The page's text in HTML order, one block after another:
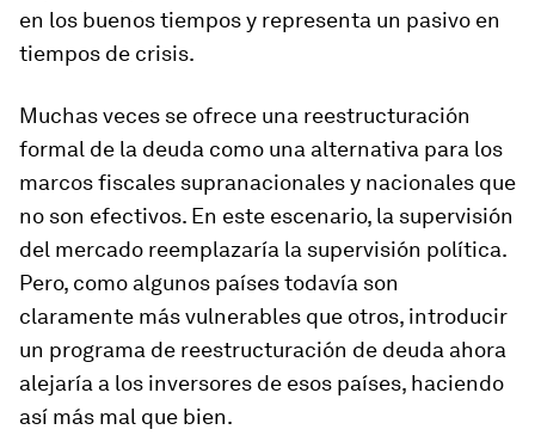
en los buenos tiempos y representa un pasivo en
tiempos de crisis.
Muchas veces se ofrece una reestructuración
formal de la deuda como una alternativa para los
marcos fiscales supranacionales y nacionales que
no son efectivos. En este escenario, la supervisión
del mercado reemplazaría la supervisión política.
Pero, como algunos países todavía son
claramente más vulnerables que otros, introducir
un programa de reestructuración de deuda ahora
alejaría a los inversores de esos países, haciendo
así más mal que bien.